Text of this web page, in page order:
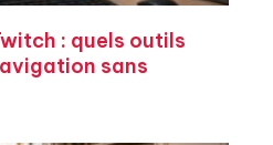
: quels outils
sans